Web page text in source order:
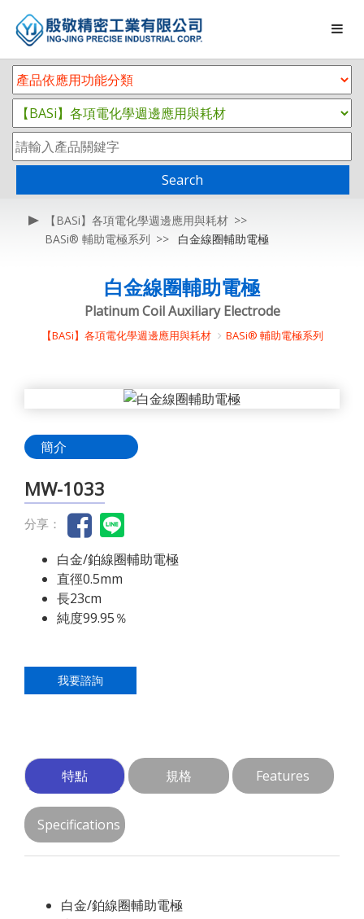
Search
【BASi】各項電化學週邊應用與耗材
BASi® 輔助電極系列
白金線圈輔助電極
白金線圈輔助電極
Platinum Coil Auxiliary Electrode
【BASi】各項電化學週邊應用與耗材 BASi® 輔助電極系列
簡介
MW-1033
分享：
白金/鉑線圈輔助電極
直徑0.5mm
長23cm
純度99.95％
我要諮詢
特點 規格 Features
Specifications
白金/鉑線圈輔助電極